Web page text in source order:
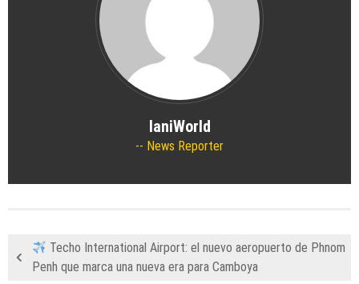
IaniWorld
News Reporter
Techo International Airport: el nuevo aeropuerto de Phnom
Penh que marca una nueva era para Camboya